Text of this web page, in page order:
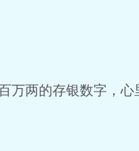
两的存银数字，心